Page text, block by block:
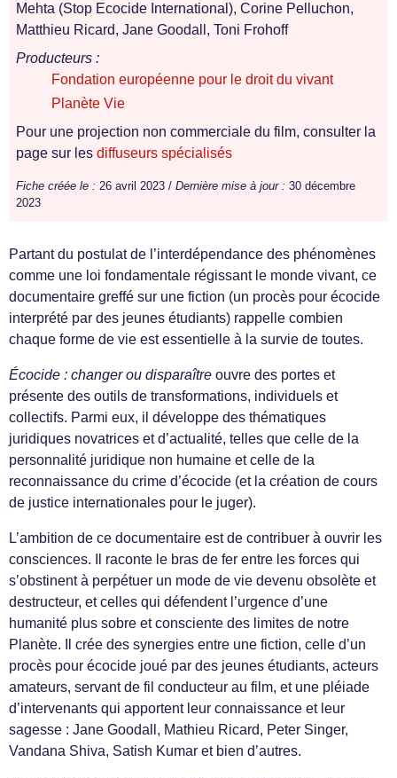
Mehta (Stop Ecocide International), Corine Pelluchon,
Matthieu Ricard, Jane Goodall, Toni Frohoff
Producteurs :
Fondation européenne pour le droit du vivant
Planète Vie
Pour une projection non commerciale du film, consulter la
page sur les diffuseurs spécialisés
Fiche créée le : 26 avril 2023 / Dernière mise à jour : 30 décembre
2023
Partant du postulat de l’interdépendance des phénomènes
comme une loi fondamentale régissant le monde vivant, ce
documentaire greffé sur une fiction (un procès pour écocide
interprété par des jeunes étudiants) rappelle combien
chaque forme de vie est essentielle à la survie de toutes.
Écocide : changer ou disparaître ouvre des portes et
présente des outils de transformations, individuels et
collectifs. Parmi eux, il développe des thématiques
juridiques novatrices et d’actualité, telles que celle de la
personnalité juridique non humaine et celle de la
reconnaissance du crime d’écocide (et la création de cours
de justice internationales pour le juger).
L’ambition de ce documentaire est de contribuer à ouvrir les
consciences. Il raconte le bras de fer entre les forces qui
s’obstinent à perpétuer un mode de vie devenu obsolète et
destructeur, et celles qui défendent l’urgence d’une
humanité plus sobre et consciente des limites de notre
Planète. Il crée des synergies entre une fiction, celle d’un
procès pour écocide joué par des jeunes étudiants, acteurs
amateurs, servant de fil conducteur au film, et une pléiade
d’intervenants qui apportent leur connaissance et leur
sagesse : Jane Goodall, Mathieu Ricard, Peter Singer,
Vandana Shiva, Satish Kumar et bien d’autres.